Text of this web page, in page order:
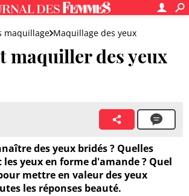
maquillage Maquillage des yeux
yeux
maquiller des yeux
des yeux bridés ? Quelles
les yeux en forme d'amande ? Quel
mettre en valeur des yeux
les réponses beauté.